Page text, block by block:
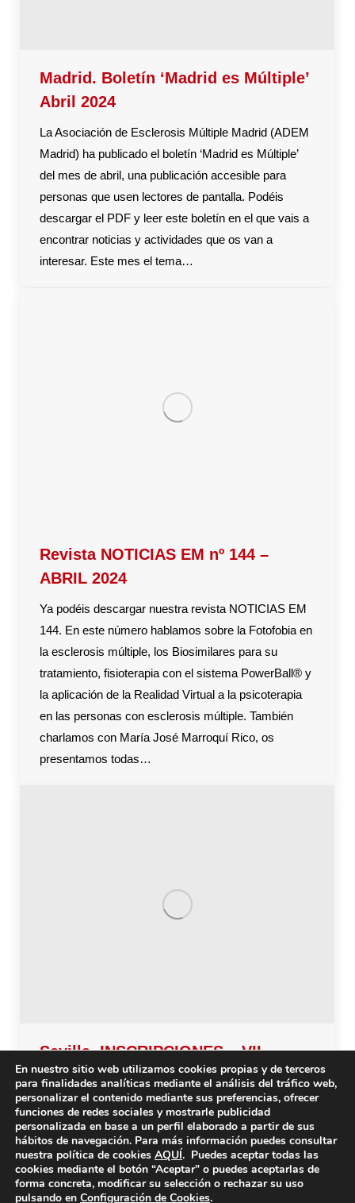
Madrid. Boletín ‘Madrid es Múltiple’
Abril 2024
La Asociación de Esclerosis Múltiple Madrid (ADEM
Madrid) ha publicado el boletín ‘Madrid es Múltiple’
del mes de abril, una publicación accesible para
personas que usen lectores de pantalla. Podéis
descargar el PDF y leer este boletín en el que vais a
encontrar noticias y actividades que os van a
interesar. Este mes el tema…
Revista NOTICIAS EM nº 144 –
ABRIL 2024
Ya podéis descargar nuestra revista NOTICIAS EM
144. En este número hablamos sobre la Fotofobia en
la esclerosis múltiple, los Biosimilares para su
tratamiento, fisioterapia con el sistema PowerBall® y
la aplicación de la Realidad Virtual a la psicoterapia
en las personas con esclerosis múltiple. También
charlamos con María José Marroquí Rico, os
presentamos todas…
Sevilla. INSCRIPCIONES – VII
Maratón de Fitness ‘Muévete por la
EM’
En la Asociación Sevillana de Esclerosis Múltiple
(ASEM) comenzamos el mes de abril, abriendo las
inscripciones de nuestra VII Maratón de Fitness
‘Muévete por la EM’, que tendrá lugar el domingo 26
En nuestro sitio web utilizamos cookies propias y de terceros
para finalidades analíticas mediante el análisis del tráfico web,
personalizar el contenido mediante sus preferencias, ofrecer
funciones de redes sociales y mostrarle publicidad
personalizada en base a un perfil elaborado a partir de sus
hábitos de navegación. Para más información puedes consultar
nuestra política de cookies AQUÍ. Puedes aceptar todas las
cookies mediante el botón “Aceptar” o puedes aceptarlas de
forma concreta, modificar su selección o rechazar su uso
pulsando en Configuración de Cookies.